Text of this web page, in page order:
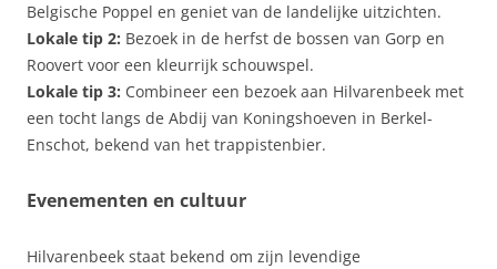
Belgische Poppel en geniet van de landelijke uitzichten.
Lokale tip 2: Bezoek in de herfst de bossen van Gorp en
Roovert voor een kleurrijk schouwspel.
Lokale tip 3: Combineer een bezoek aan Hilvarenbeek met
een tocht langs de Abdij van Koningshoeven in Berkel-
Enschot, bekend van het trappistenbier.
Evenementen en cultuur
Hilvarenbeek staat bekend om zijn levendige